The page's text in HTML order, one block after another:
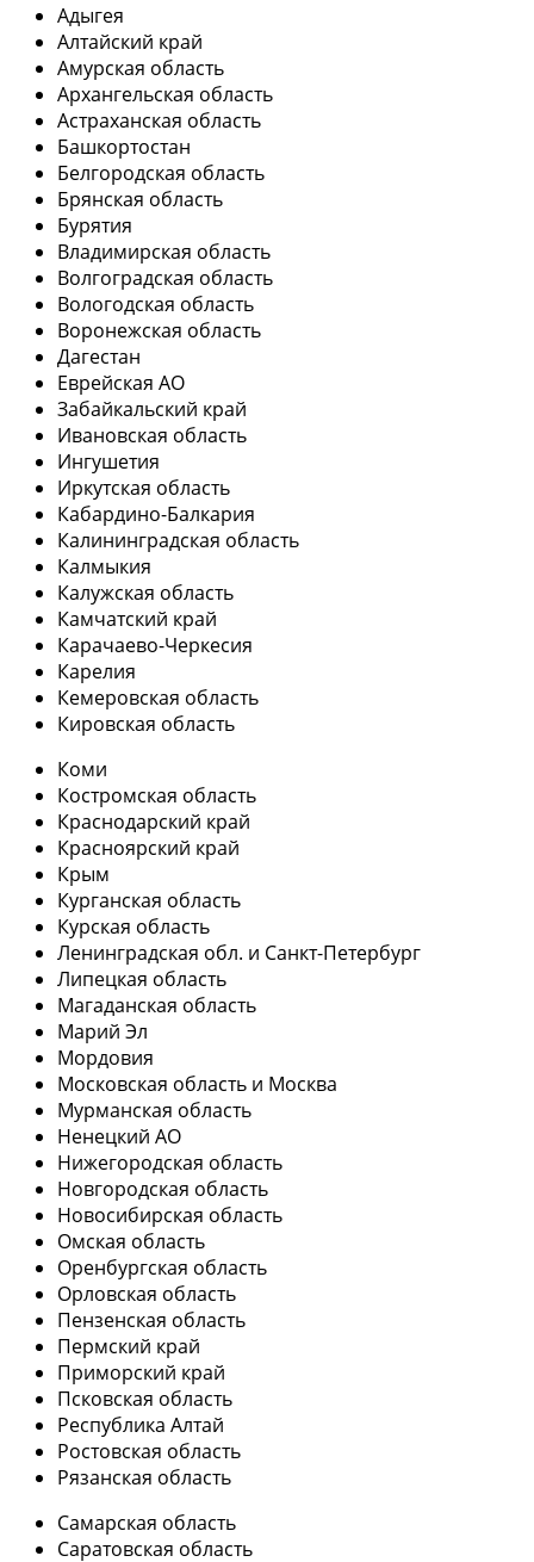
Адыгея
Алтайский край
Амурская область
Архангельская область
Астраханская область
Башкортостан
Белгородская область
Брянская область
Бурятия
Владимирская область
Волгоградская область
Вологодская область
Воронежская область
Дагестан
Еврейская АО
Забайкальский край
Ивановская область
Ингушетия
Иркутская область
Кабардино-Балкария
Калининградская область
Калмыкия
Калужская область
Камчатский край
Карачаево-Черкесия
Карелия
Кемеровская область
Кировская область
Коми
Костромская область
Краснодарский край
Красноярский край
Крым
Курганская область
Курская область
Ленинградская обл. и Санкт-Петербург
Липецкая область
Магаданская область
Марий Эл
Мордовия
Московская область и Москва
Мурманская область
Ненецкий АО
Нижегородская область
Новгородская область
Новосибирская область
Омская область
Оренбургская область
Орловская область
Пензенская область
Пермский край
Приморский край
Псковская область
Республика Алтай
Ростовская область
Рязанская область
Самарская область
Саратовская область